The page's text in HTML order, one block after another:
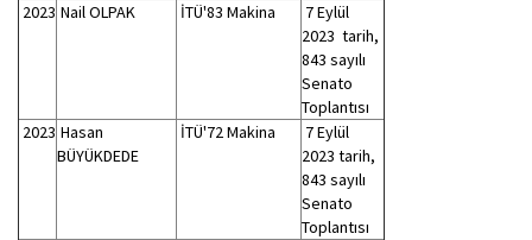
2023 Nail OLPAK İTÜ'83 Makina
7 Eylül
2023 tarih,
843 sayılı
Senato
Toplantısı
2023 Hasan
BÜYÜKDEDE
İTÜ'72 Makina
7 Eylül
2023 tarih,
843 sayılı
Senato
Toplantısı